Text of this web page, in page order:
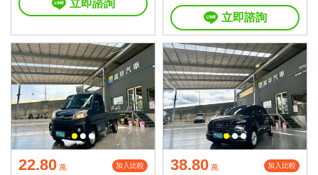
立即諮詢
立即諮詢
22.80 萬 加入比較 38.80 萬 加入比較